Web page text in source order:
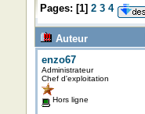
Pages: [1] 2 3 4
Auteur
enzo67
Administrateur
Chef d'exploitation
Hors ligne